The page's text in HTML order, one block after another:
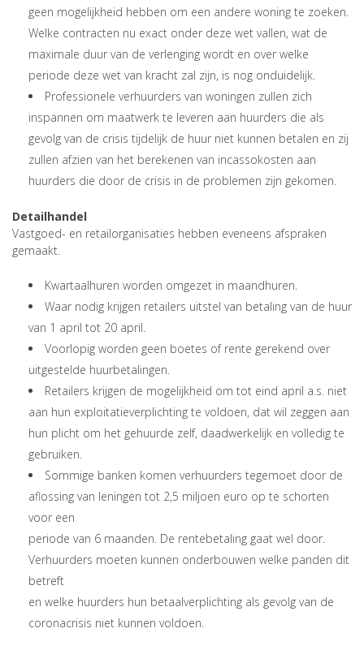
geen mogelijkheid hebben om een andere woning te zoeken.
Welke contracten nu exact onder deze wet vallen, wat de
maximale duur van de verlenging wordt en over welke
periode deze wet van kracht zal zijn, is nog onduidelijk.
Professionele verhuurders van woningen zullen zich
inspannen om maatwerk te leveren aan huurders die als
gevolg van de crisis tijdelijk de huur niet kunnen betalen en zij
zullen afzien van het berekenen van incassokosten aan
huurders die door de crisis in de problemen zijn gekomen.
Detailhandel
Vastgoed- en retailorganisaties hebben eveneens afspraken
gemaakt.
Kwartaalhuren worden omgezet in maandhuren.
Waar nodig krijgen retailers uitstel van betaling van de huur
van 1 april tot 20 april.
Voorlopig worden geen boetes of rente gerekend over
uitgestelde huurbetalingen.
Retailers krijgen de mogelijkheid om tot eind april a.s. niet
aan hun exploitatieverplichting te voldoen, dat wil zeggen aan
hun plicht om het gehuurde zelf, daadwerkelijk en volledig te
gebruiken.
Sommige banken komen verhuurders tegemoet door de
aflossing van leningen tot 2,5 miljoen euro op te schorten
voor een
periode van 6 maanden. De rentebetaling gaat wel door.
Verhuurders moeten kunnen onderbouwen welke panden dit
betreft
en welke huurders hun betaalverplichting als gevolg van de
coronacrisis niet kunnen voldoen.